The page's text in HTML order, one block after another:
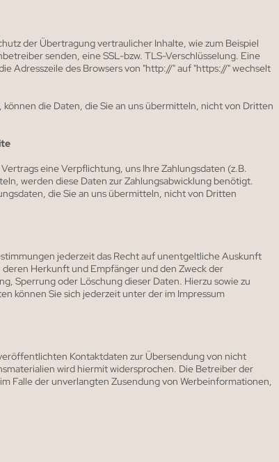
der Übertragung vertraulicher Inhalte, wie zum Beispiel
senden, eine SSL-bzw. TLS-Verschlüsselung. Eine
Adresszeile des Browsers von "http://" auf "https://" wechselt
die Daten, die Sie an uns übermitteln, nicht von Dritten
eine Verpflichtung, uns Ihre Zahlungsdaten (z.B.
werden diese Daten zur Zahlungsabwicklung benötigt.
die Sie an uns übermitteln, nicht von Dritten
jederzeit das Recht auf unentgeltliche Auskunft
Herkunft und Empfänger und den Zweck der
Sperrung oder Löschung dieser Daten. Hierzu sowie zu
können Sie sich jederzeit unter der im Impressum
Kontaktdaten zur Übersendung von nicht
wird hiermit widersprochen. Die Betreiber der
Falle der unverlangten Zusendung von Werbeinformationen,